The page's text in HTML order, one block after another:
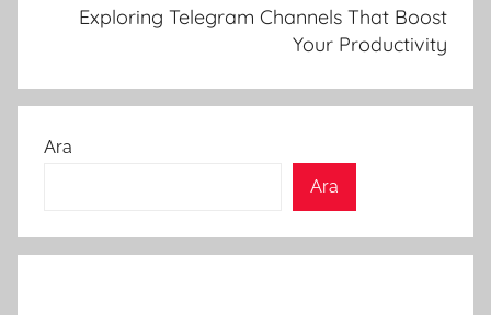
Exploring Telegram Channels That Boost
Your Productivity
Ara
Ara